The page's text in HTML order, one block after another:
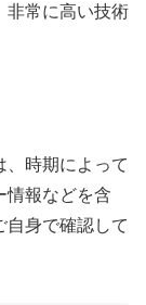
非常に高い技術
、時期によって
情報などを含
自身で確認して